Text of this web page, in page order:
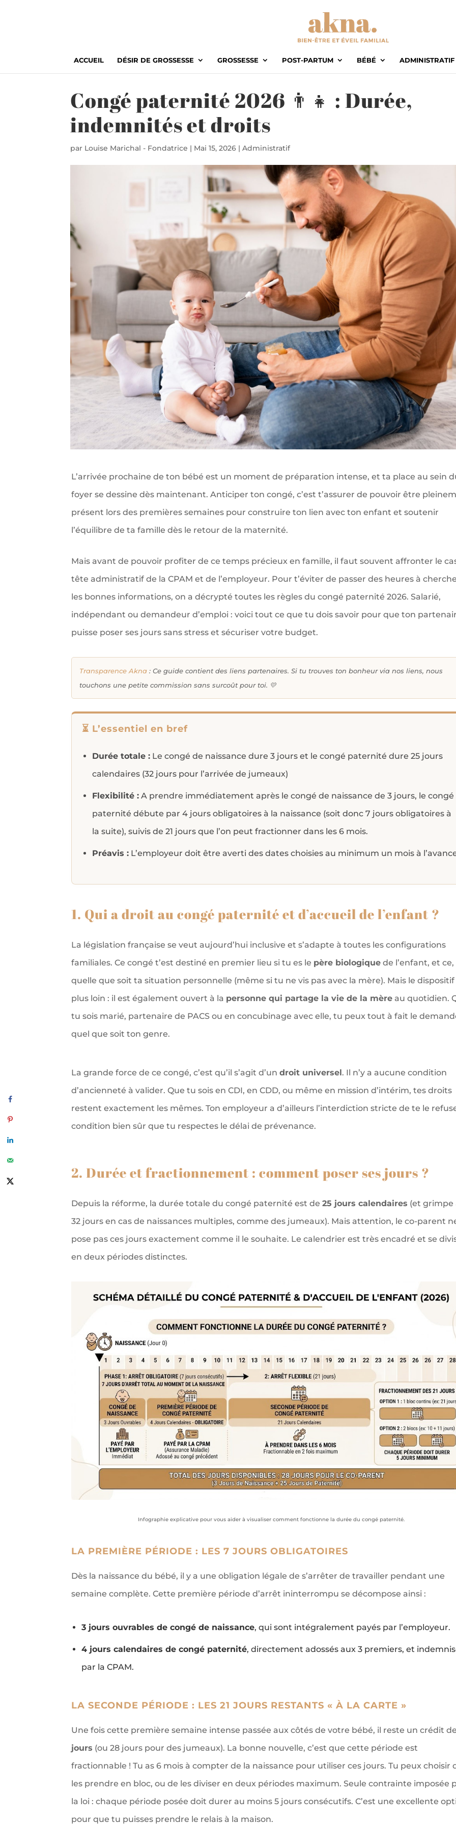
ACCUEIL DÉSIR DE GROSSESSE GROSSESSE POST-PARTUM BÉBÉ ADMINISTRATIF
Congé paternité 2026 👨‍👧 : Durée,
indemnités et droits
par Louise Marichal - Fondatrice | Mai 15, 2026 |Administratif
L’arrivée prochaine de ton bébé est un moment de préparation intense, et ta place au sein
foyer se dessine dès maintenant. Anticiper ton congé, c’est t’assurer de pouvoir être
présent lors des premières semaines pour construire ton lien avec ton enfant et soutenir
l’équilibre de ta famille dès le retour de la maternité.
Mais avant de pouvoir profiter de ce temps précieux en famille, il faut souvent affronter le
tête administratif de la CPAM et de l’employeur. Pour t’éviter de passer des heures à
les bonnes informations, on a décrypté toutes les règles du congé paternité 2026. Salarié,
indépendant ou demandeur d’emploi : voici tout ce que tu dois savoir pour que ton
puisse poser ses jours sans stress et sécuriser votre budget.
Transparence Akna : Ce guide contient des liens partenaires. Si tu trouves ton bonheur via nos liens, nous
touchons une petite commission sans surcoût pour toi. 💛
⏳ L’essentiel en bref
Durée totale : Le congé de naissance dure 3 jours et le congé paternité dure 25 jours
calendaires (32 jours pour l’arrivée de jumeaux)
Flexibilité : A prendre immédiatement après le congé de naissance de 3 jours, le congé
paternité débute par 4 jours obligatoires à la naissance (soit donc 7 jours obligatoires à
la suite), suivis de 21 jours que l’on peut fractionner dans les 6 mois.
Préavis : L’employeur doit être averti des dates choisies au minimum un mois à
1. Qui a droit au congé paternité et d’accueil de l’enfant ?
La législation française se veut aujourd’hui inclusive et s’adapte à toutes les configurations
familiales. Ce congé t’est destiné en premier lieu si tu es le père biologique de l’enfant, et ce,
quelle que soit ta situation personnelle (même si tu ne vis pas avec la mère). Mais le dispositif
plus loin : il est également ouvert à la personne qui partage la vie de la mère au quotidien.
tu sois marié, partenaire de PACS ou en concubinage avec elle, tu peux tout à fait le
quel que soit ton genre.
La grande force de ce congé, c’est qu’il s’agit d’undroit universel . Il n’y a aucune condition
d’ancienneté à valider. Que tu sois en CDI, en CDD, ou même en mission d’intérim, tes droits
restent exactement les mêmes. Ton employeur a d’ailleurs l’interdiction stricte de te le
condition bien sûr que tu respectes le délai de prévenance.
2. Durée et fractionnement : comment poser ses jours ?
Depuis la réforme, la durée totale du congé paternité est de25 jours calendaires (et grimpe
32 jours en cas de naissances multiples, comme des jumeaux). Mais attention, le co-parent
pose pas ces jours exactement comme il le souhaite. Le calendrier est très encadré et se
en deux périodes distinctes.
Infographie explicative pour vous aider à visualiser comment fonctionne la durée du congé paternité.
LA PREMIÈRE PÉRIODE : LES 7 JOURS OBLIGATOIRES
Dès la naissance du bébé, il y a une obligation légale de s’arrêter de travailler pendant une
semaine complète. Cette première période d’arrêt ininterrompu se décompose ainsi :
3 jours ouvrables de congé de naissance, qui sont intégralement payés par l’employeur.
4 jours calendaires de congé paternité, directement adossés aux 3 premiers, et
par la CPAM.
LA SECONDE PÉRIODE : LES 21 JOURS RESTANTS « À LA CARTE »
Une fois cette première semaine intense passée aux côtés de votre bébé, il reste un crédit
jours (ou 28 jours pour des jumeaux). La bonne nouvelle, c’est que cette période est
fractionnable ! Tu as 6 mois à compter de la naissance pour utiliser ces jours. Tu peux choisir
les prendre en bloc, ou de les diviser en deux périodes maximum. Seule contrainte imposée
la loi : chaque période posée doit durer au moins 5 jours consécutifs. C’est une excellente
pour que tu puisses prendre le relais à la maison.